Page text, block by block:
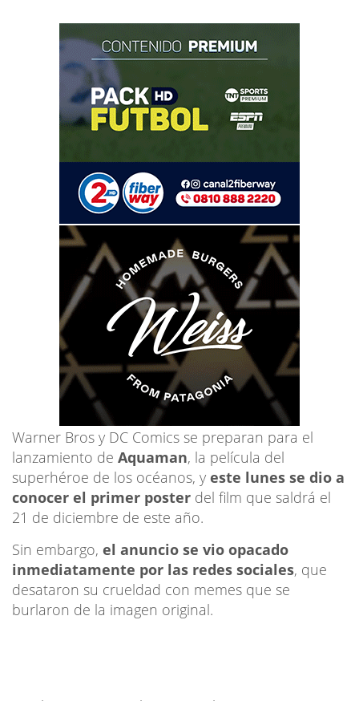
Warner Bros y DC Comics se preparan para el
lanzamiento de Aquaman, la película del
superhéroe de los océanos, y este lunes se dio a
conocer el primer poster del film que saldrá el
21 de diciembre de este año.
Sin embargo, el anuncio se vio opacado
inmediatamente por las redes sociales, que
desataron su crueldad con memes que se
burlaron de la imagen original.